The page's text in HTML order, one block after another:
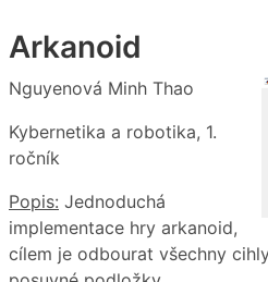
Arkanoid
Nguyenová Minh Thao
Kybernetika a robotika, 1.
ročník
Popis: Jednoduchá
implementace hry arkanoid,
cílem je odbourat všechny